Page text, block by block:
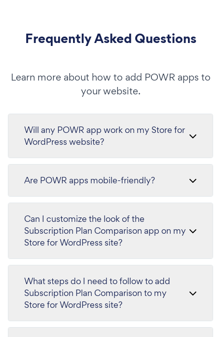
Frequently Asked Questions
Learn more about how to add POWR apps to
your website.
Will any POWR app work on my Store for
WordPress website?
Are POWR apps mobile-friendly?
Can I customize the look of the
Subscription Plan Comparison app on my
Store for WordPress site?
What steps do I need to follow to add
Subscription Plan Comparison to my
Store for WordPress site?